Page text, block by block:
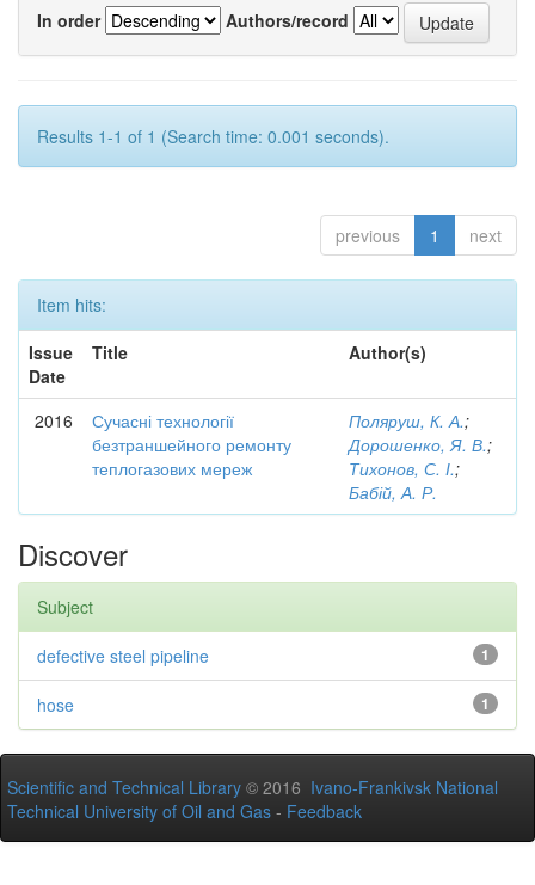
In order
Authors/record
Results 1-1 of 1 (Search time: 0.001 seconds).
previous 1 next
Item hits:
Issue
Date
Title Author(s)
2016
Сучасні технології
безтраншейного ремонту
теплогазових мереж
Поляруш, К. А.;
Дорошенко, Я. В.;
Тихонов, С. І.;
Бабій, А. Р.
Discover
Subject
1
defective steel pipeline
1
hose
Scientific and Technical Library © 2016 Ivano-Frankivsk National
Technical University of Oil and Gas - Feedback